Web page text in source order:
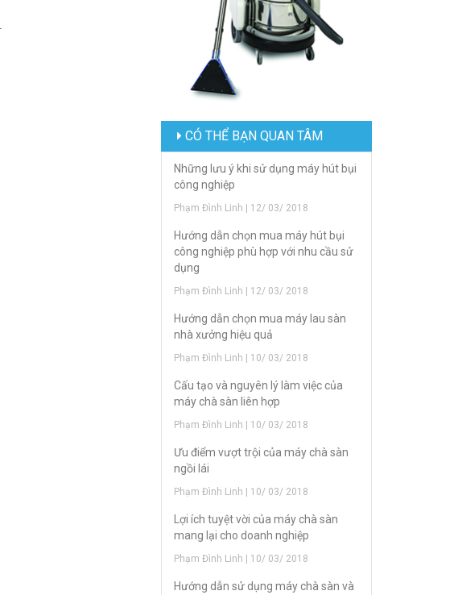
CÓ THỂ BẠN QUAN TÂM
Những lưu ý khi sử dụng máy hút bụi
công nghiệp
Phạm Đình Linh | 12/ 03/ 2018
Hướng dẫn chọn mua máy hút bụi
công nghiệp phù hợp với nhu cầu sử
dụng
Phạm Đình Linh | 12/ 03/ 2018
Hướng dẫn chọn mua máy lau sàn
nhà xưởng hiệu quả
Phạm Đình Linh | 10/ 03/ 2018
Cấu tạo và nguyên lý làm việc của
máy chà sàn liên hợp
Phạm Đình Linh | 10/ 03/ 2018
Ưu điểm vượt trội của máy chà sàn
ngồi lái
Phạm Đình Linh | 10/ 03/ 2018
Lợi ích tuyệt vời của máy chà sàn
mang lại cho doanh nghiệp
Phạm Đình Linh | 10/ 03/ 2018
Hướng dẫn sử dụng máy chà sàn và